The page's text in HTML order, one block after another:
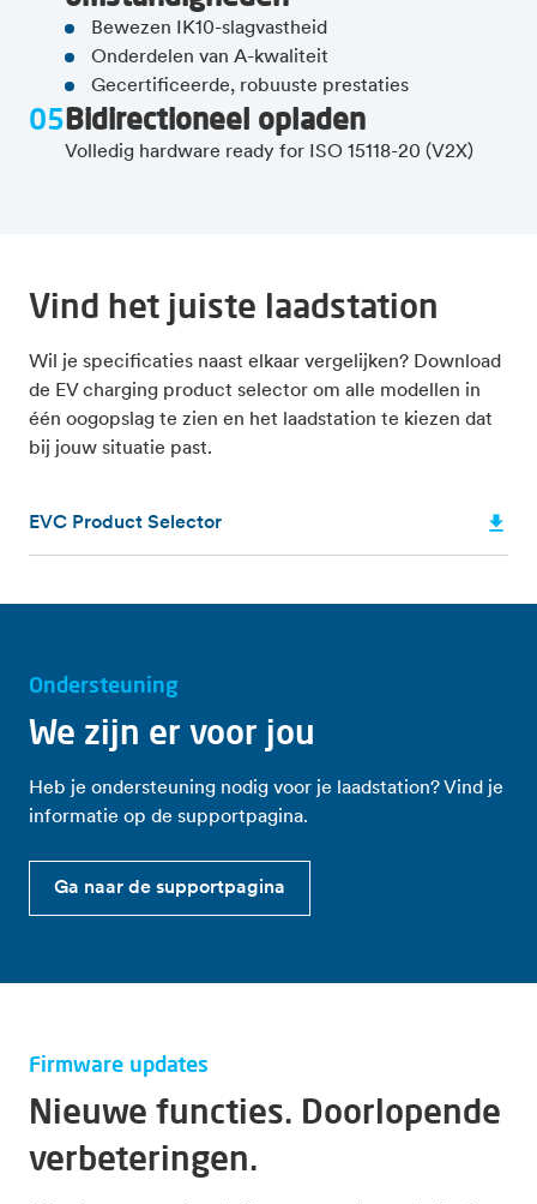
Bewezen IK10-slagvastheid
Onderdelen van A-kwaliteit
Gecertificeerde, robuuste prestaties
05Bidirectioneel opladen
Volledig hardware ready for ISO 15118-20 (V2X)
Vind het juiste laadstation
Wil je specificaties naast elkaar vergelijken? Download
de EV charging product selector om alle modellen in
één oogopslag te zien en het laadstation te kiezen dat
bij jouw situatie past.
EVC Product Selector
Ondersteuning
We zijn er voor jou
Heb je ondersteuning nodig voor je laadstation? Vind je
informatie op de supportpagina.
Ga naar de supportpagina
Firmware updates
Nieuwe functies. Doorlopende
verbeteringen.